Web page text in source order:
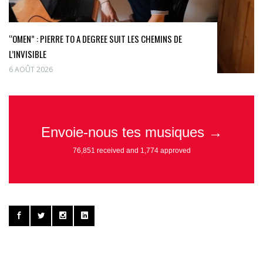
“OMEN” : PIERRE TO A DEGREE SUIT LES CHEMINS DE
L’INVISIBLE
6 AOÛT 2026